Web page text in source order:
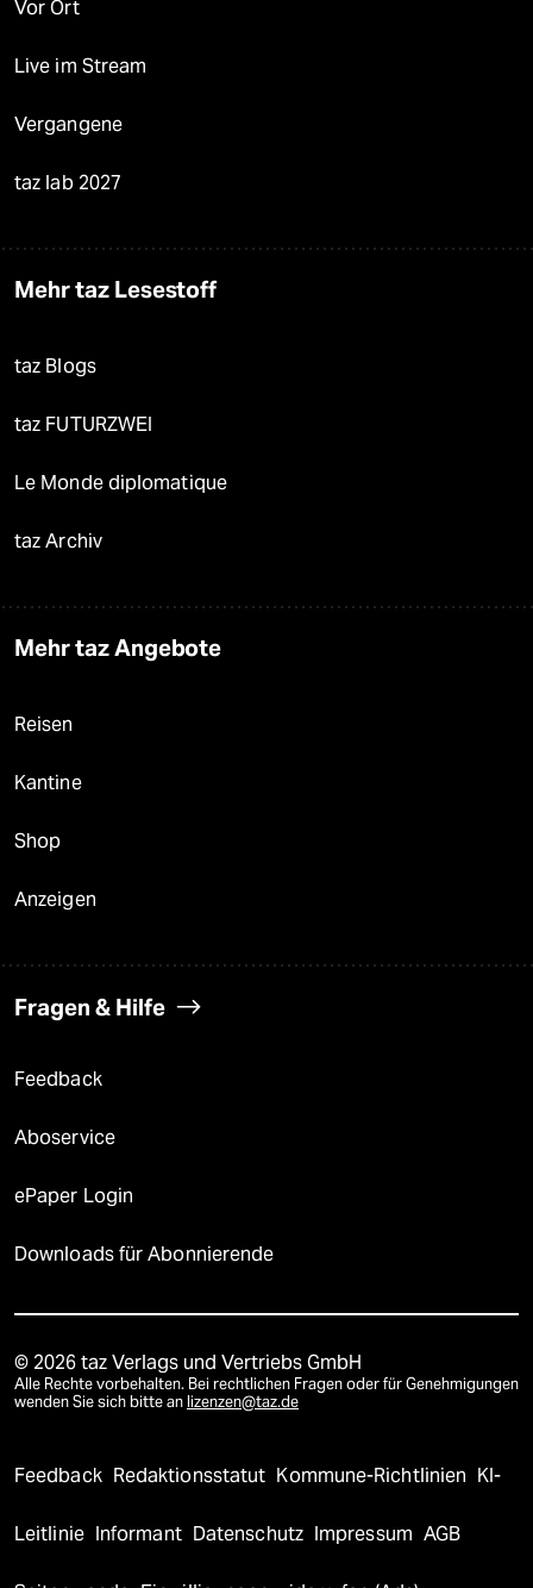
Vor Ort
Live im Stream
Vergangene
taz lab 2027
Mehr taz Lesestoff
taz Blogs
taz FUTURZWEI
Le Monde diplomatique
taz Archiv
Mehr taz Angebote
Reisen
Kantine
Shop
Anzeigen
Fragen & Hilfe
Feedback
Aboservice
ePaper Login
Downloads für Abonnierende
© 2026 taz Verlags und Vertriebs GmbH
Alle Rechte vorbehalten. Bei rechtlichen Fragen oder für Genehmigungen
wenden Sie sich bitte an lizenzen@taz.de
Feedback Redaktionsstatut Kommune-Richtlinien KI-
Leitlinie Informant Datenschutz Impressum AGB